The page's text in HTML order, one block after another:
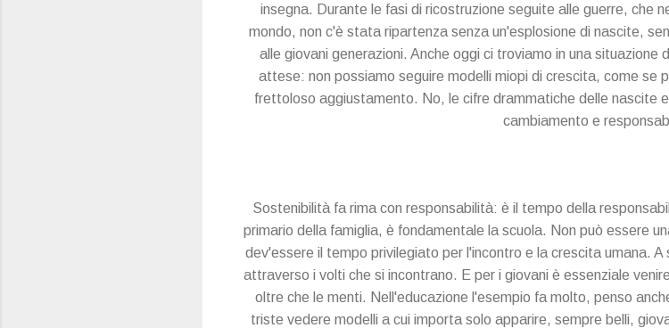
insegna. Durante le fasi di ricostruzione seguite alle guerre, che
mondo, non c'è stata ripartenza senza un'esplosione di nascite,
alle giovani generazioni. Anche oggi ci troviamo in una
attese: non possiamo seguire modelli miopi di crescita, come se
frettoloso aggiustamento. No, le cifre drammatiche delle nascite
cambiamento e
Sostenibilità fa rima con responsabilità: è il tempo della
primario della famiglia, è fondamentale la scuola. Non può essere
dev'essere il tempo privilegiato per l'incontro e la crescita umana.
attraverso i volti che si incontrano. E per i giovani è essenziale
oltre che le menti. Nell'educazione l'esempio fa molto, penso
triste vedere modelli a cui importa solo apparire, sempre belli,